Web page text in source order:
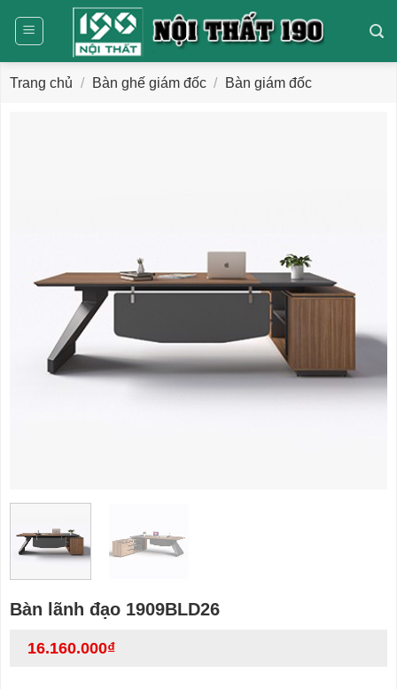
dung
Trang chủ / Bàn ghế giám đốc / Bàn giám đốc
Bàn lãnh đạo 1909BLD26
16.160.000₫